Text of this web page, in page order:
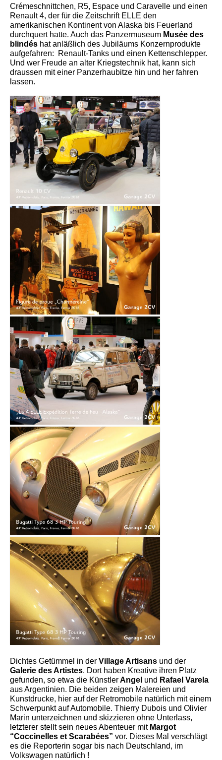
Crémeschnittchen, R5, Espace und Caravelle und einen
Renault 4, der für die Zeitschrift ELLE den
amerikanischen Kontinent von Alaska bis Feuerland
durchquert hatte. Auch das Panzermuseum Musée des
blindés hat anläßlich des Jubiläums Konzernprodukte
aufgefahren: Renault-Tanks und einen Kettenschlepper.
Und wer Freude an alter Kriegstechnik hat, kann sich
draussen mit einer Panzerhaubitze hin und her fahren
lassen.
Dichtes Getümmel in der Village Artisans und der
Galerie des Artistes. Dort haben Kreative ihren Platz
gefunden, so etwa die KünstlerAngel und Rafael Varela
aus Argentinien. Die beiden zeigen Malereien und
Kunstdrucke, hier auf der Retromobile natürlich mit einem
Schwerpunkt auf Automobile. Thierry Dubois und Olivier
Marin unterzeichnen und skizzieren ohne Unterlass,
letzterer stellt sein neues Abenteuer mit Margot
“Coccinelles et Scarabées” vor. Dieses Mal verschlägt
es die Reporterin sogar bis nach Deutschland, im
Volkswagen natürlich !